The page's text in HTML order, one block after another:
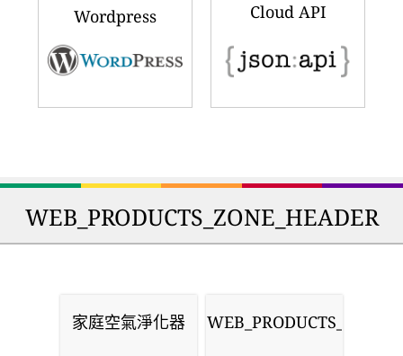
Wordpress Cloud API
WEB_PRODUCTS_ZONE_HEADER
家庭空氣淨化器 WEB_PRODUCTS_MASKS